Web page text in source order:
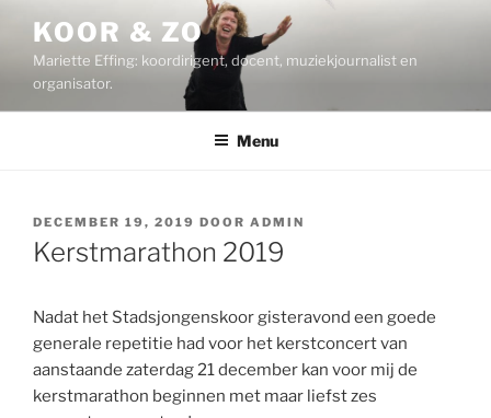
inhoud
KOOR & ZO
Mariette Effing: koordirigent, docent, muziekjournalist en
organisator.
Menu
GEPLAATST
OP
DECEMBER 19, 2019 DOOR ADMIN
Kerstmarathon 2019
Nadat het Stadsjongenskoor gisteravond een goede
generale repetitie had voor het kerstconcert van
aanstaande zaterdag 21 december kan voor mij de
kerstmarathon beginnen met maar liefst zes